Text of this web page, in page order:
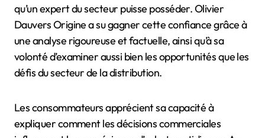
qu’un expert du secteur puisse posséder. Olivier
Dauvers Origine a su gagner cette confiance grâce à
une analyse rigoureuse et factuelle, ainsi qu’à sa
volonté d’examiner aussi bien les opportunités que les
défis du secteur de la distribution.
Les consommateurs apprécient sa capacité à
expliquer comment les décisions commerciales